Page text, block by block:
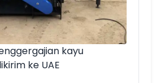
kayu
ke UAE